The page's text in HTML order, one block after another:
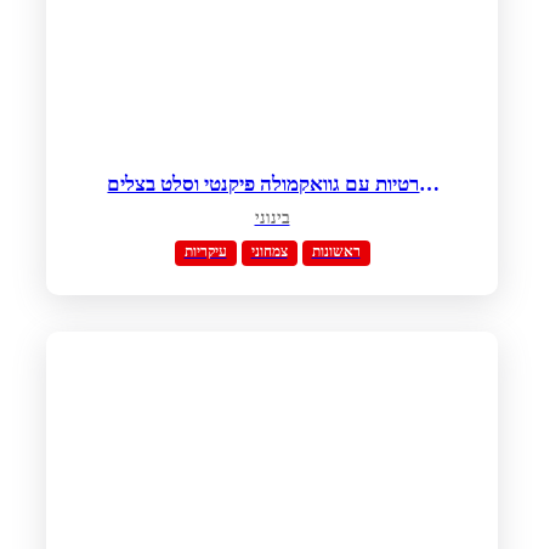
טורטיות עם גוואקמולה פיקנטי וסלט בצלים
סגולים
בינוני
עיקריות צמחוני ראשונות